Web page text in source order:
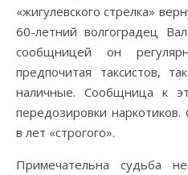
«жигулевского стрелка»
60-летний волгоградец
сообщницей он
предпочитая таксистов,
наличные. Сообщница к
передозировки
в лет «строгого».
Примечательна судьба